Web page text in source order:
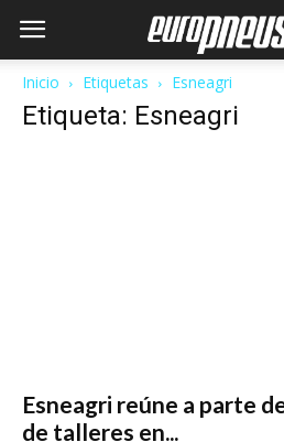
Inicio Etiquetas Esneagri
Etiqueta: Esneagri
Esneagri reúne a parte
de talleres en...